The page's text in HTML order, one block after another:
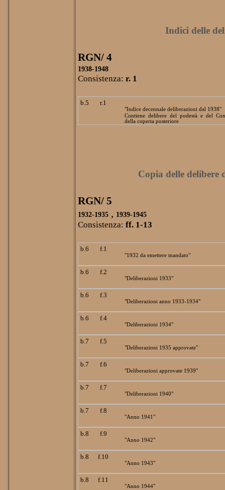
Indici delle
RGN/ 4
1938-1948
Consistenza: r. 1
b.5 r.1
"Indice decennale deliberazioni dal 1938"
Contiene delibere del podestà e del
della coperta posteriore
Copia delle delibere
RGN/ 5
1932-1935, 1939-1945
Consistenza: ff. 1-13
b.6 f.1
"1932 da emettere mandato"
b.6 f.2
"Deliberazioni 1933"
b.6 f.3
"Deliberazioni anno 1933-1934"
b.6 f.4
"Deliberazioni 1934"
b.7 f.5
"Deliberazioni 1935 approvate"
b.7 f.6
"Deliberazioni approvate 1939"
b.7 f.7
"Deliberazioni 1940"
b.7 f.8
"Anno 1941"
b.8 f.9
"Anno 1942"
b.8 f.10
"Anno 1943"
b.8 f.11
"Anno 1944"